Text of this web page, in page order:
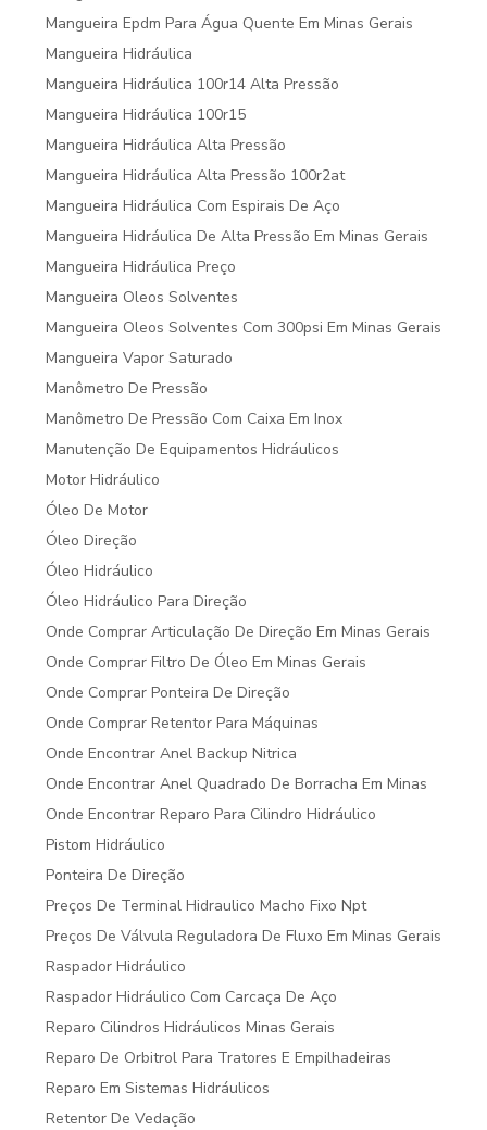
Mangueira Epdm Para Água Quente Em Minas Gerais
Mangueira Hidráulica
Mangueira Hidráulica 100r14 Alta Pressão
Mangueira Hidráulica 100r15
Mangueira Hidráulica Alta Pressão
Mangueira Hidráulica Alta Pressão 100r2at
Mangueira Hidráulica Com Espirais De Aço
Mangueira Hidráulica De Alta Pressão Em Minas Gerais
Mangueira Hidráulica Preço
Mangueira Oleos Solventes
Mangueira Oleos Solventes Com 300psi Em Minas Gerais
Mangueira Vapor Saturado
Manômetro De Pressão
Manômetro De Pressão Com Caixa Em Inox
Manutenção De Equipamentos Hidráulicos
Motor Hidráulico
Óleo De Motor
Óleo Direção
Óleo Hidráulico
Óleo Hidráulico Para Direção
Onde Comprar Articulação De Direção Em Minas Gerais
Onde Comprar Filtro De Óleo Em Minas Gerais
Onde Comprar Ponteira De Direção
Onde Comprar Retentor Para Máquinas
Onde Encontrar Anel Backup Nitrica
Onde Encontrar Anel Quadrado De Borracha Em Minas
Onde Encontrar Reparo Para Cilindro Hidráulico
Pistom Hidráulico
Ponteira De Direção
Preços De Terminal Hidraulico Macho Fixo Npt
Preços De Válvula Reguladora De Fluxo Em Minas Gerais
Raspador Hidráulico
Raspador Hidráulico Com Carcaça De Aço
Reparo Cilindros Hidráulicos Minas Gerais
Reparo De Orbitrol Para Tratores E Empilhadeiras
Reparo Em Sistemas Hidráulicos
Retentor De Vedação